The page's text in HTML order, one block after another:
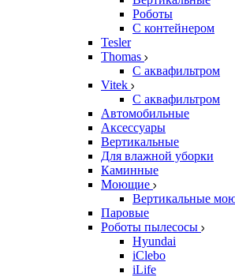
Роботы
С контейнером
Tesler
Thomas
С аквафильтром
Vitek
С аквафильтром
Автомобильные
Аксессуары
Вертикальные
Для влажной уборки
Каминные
Моющие
Вертикальные
Паровые
Роботы пылесосы
Hyundai
iClebo
iLife